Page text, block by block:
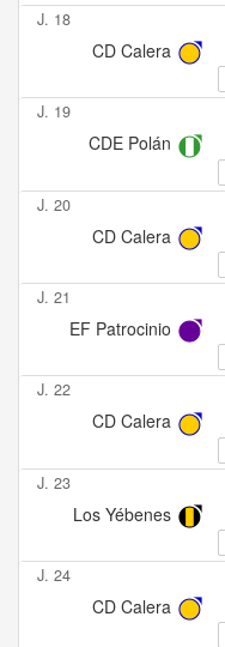
J. 18
CD Calera
J. 19
CDE Polán
J. 20
CD Calera
J. 21
EF Patrocinio
J. 22
CD Calera
J. 23
Los Yébenes
J. 24
CD Calera